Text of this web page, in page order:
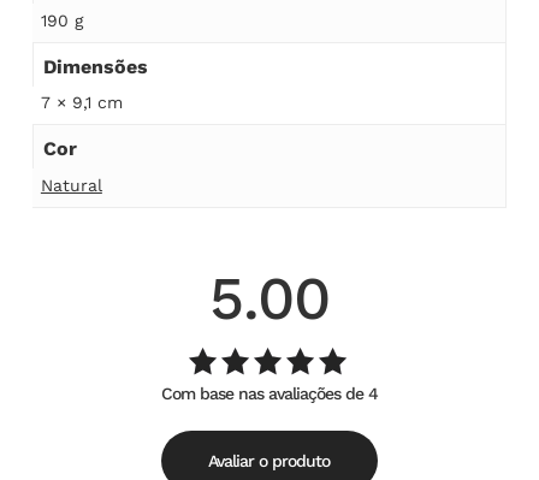
190 g
Dimensões
7 × 9,1 cm
Cor
Natural
5.00
Avaliação
5.00de
5
Com base nas avaliações de 4
Avaliar o produto